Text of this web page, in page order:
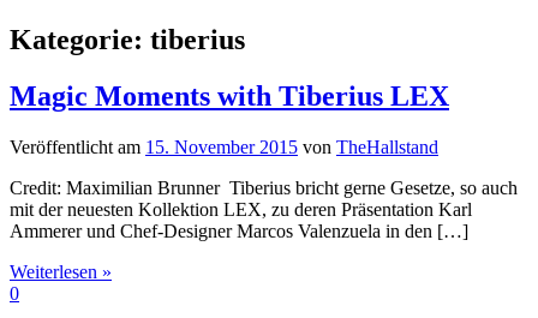
Kategorie: tiberius
Magic Moments with Tiberius LEX
Veröffentlicht am 15. November 2015 von TheHallstand
Credit: Maximilian Brunner Tiberius bricht gerne Gesetze, so auch
mit der neuesten Kollektion LEX, zu deren Präsentation Karl
Ammerer und Chef-Designer Marcos Valenzuela in den […]
Weiterlesen »
0